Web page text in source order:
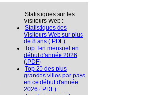
Statistiques sur les
Visiteurs Web :
Statistiques des
Visiteurs Web sur plus
de 8 ans (.PDF)
Top Ten mensuel en
début d'année 2026
(.PDF)
Top 20 des plus
grandes villes par pays
en ce début d'année
2026 (.PDF)